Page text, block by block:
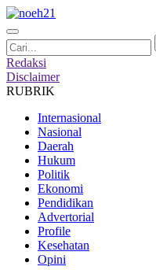
Redaksi
Disclaimer
RUBRIK
Internasional
Nasional
Daerah
Hukum
Politik
Ekonomi
Pendidikan
Advertorial
Profile
Kesehatan
Opini